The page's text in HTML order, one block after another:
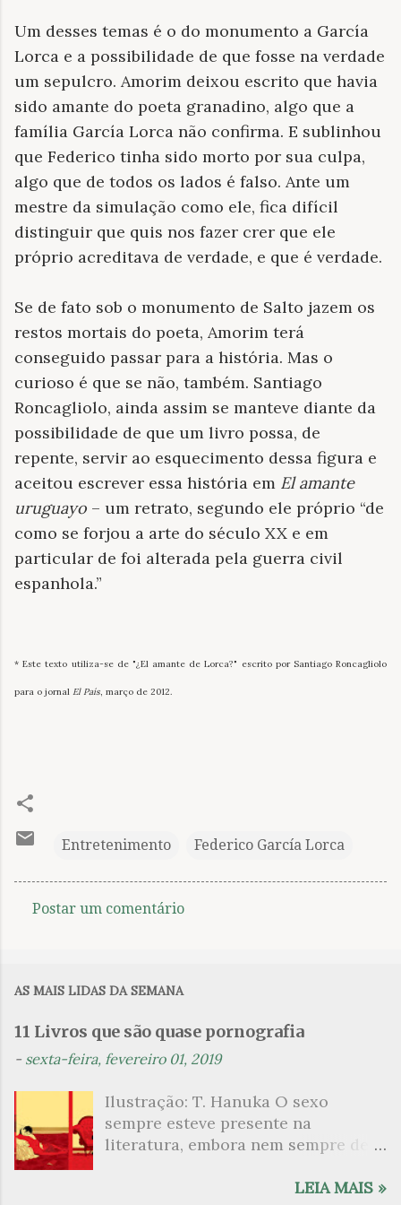
Um desses temas é o do monumento a García
Lorca e a possibilidade de que fosse na verdade
um sepulcro. Amorim deixou escrito que havia
sido amante do poeta granadino, algo que a
família García Lorca não confirma. E sublinhou
que Federico tinha sido morto por sua culpa,
algo que de todos os lados é falso. Ante um
mestre da simulação como ele, fica difícil
distinguir que quis nos fazer crer que ele
próprio acreditava de verdade, e que é verdade.
Se de fato sob o monumento de Salto jazem os
restos mortais do poeta, Amorim terá
conseguido passar para a história. Mas o
curioso é que se não, também. Santiago
Roncagliolo, ainda assim se manteve diante da
possibilidade de que um livro possa, de
repente, servir ao esquecimento dessa figura e
aceitou escrever essa história em El amante
uruguayo – um retrato, segundo ele próprio “de
como se forjou a arte do século XX e em
particular de foi alterada pela guerra civil
espanhola.”
* Este texto utiliza-se de "¿El amante de Lorca?" escrito por Santiago Roncagliolo
para o jornal El País, março de 2012.
Entretenimento Federico García Lorca
n
t
i
o
Postar um comentário
AS MAIS LIDAS DA SEMANA
11 Livros que são quase pornografia
- sexta-feira, fevereiro 01, 2019
Ilustração: T. Hanuka O sexo
sempre esteve presente na
literatura, embora nem sempre de
que mergulharam em sua própria
LEIA MAIS »